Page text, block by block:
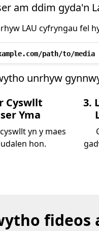
am ddim gyda'n
LAU cyfryngau fel
path/to/media
unrhyw
Cyswllt
Yma
yn y maes
hon.
3.
fideos